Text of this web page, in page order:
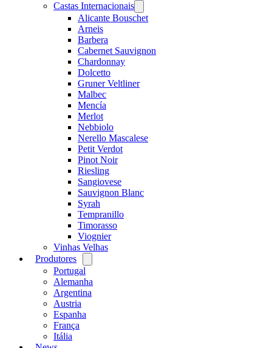
Castas Internacionais
menu
Alicante Bouschet
Arneis
Barbera
Cabernet Sauvignon
Chardonnay
Dolcetto
Gruner Veltliner
Malbec
Mencía
Merlot
Nebbiolo
Nerello Mascalese
Petit Verdot
Pinot Noir
Riesling
Sangiovese
Sauvignon Blanc
Syrah
Tempranillo
Timorasso
Viognier
Vinhas Velhas
Produtores
menu
Portugal
Alemanha
Argentina
Austria
Espanha
França
Itália